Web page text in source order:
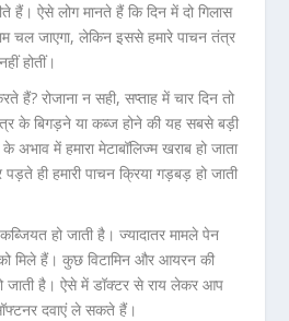
हैं। ऐसे लोग मानते हैं कि दिन में दो गिलास
चल जाएगा, लेकिन इससे हमारे पाचन तंत्र
होतीं।
हैं? रोजाना न सही, सप्ताह में चार दिन तो
के बिगड़ने या कब्ज होने की यह सबसे बड़ी
अभाव में हमारा मेटाबॉलिज्म खराब हो जाता
ही हमारी पाचन क्रिया गड़बड़ हो जाती
हो जाती है। ज्यादातर मामले पेन
मिले हैं। कुछ विटामिन और आयरन की
जाती है। ऐसे में डॉक्टर से राय लेकर आप
दवाएं ले सकते हैं।